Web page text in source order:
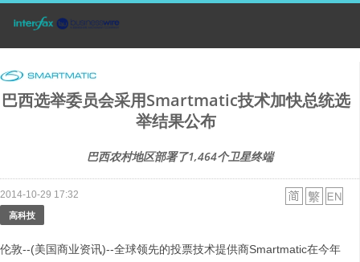
巴西选举委员会采用Smartmatic技术加快总统选
举结果公布
巴西农村地区部署了1,464个卫星终端
2014-10-29 17:32
高科技
伦敦--(美国商业资讯)--全球领先的投票技术提供商Smartmatic在今年